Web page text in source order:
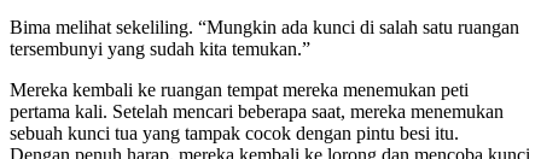
Bima melihat sekeliling. “Mungkin ada kunci di salah satu ruangan
tersembunyi yang sudah kita temukan.”
Mereka kembali ke ruangan tempat mereka menemukan peti
pertama kali. Setelah mencari beberapa saat, mereka menemukan
sebuah kunci tua yang tampak cocok dengan pintu besi itu.
Dengan penuh harap, mereka kembali ke lorong dan mencoba kunci